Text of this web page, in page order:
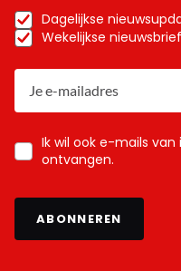
Dagelijkse
Wekelijkse nieuwsbrief
Ik wil ook e-mails
ontvangen.
ABONNEREN